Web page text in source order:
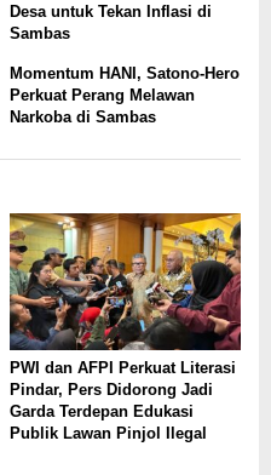
Desa untuk Tekan Inflasi di
Sambas
Momentum HANI, Satono-Hero
Perkuat Perang Melawan
Narkoba di Sambas
PWI dan AFPI Perkuat Literasi
Pindar, Pers Didorong Jadi
Garda Terdepan Edukasi
Publik Lawan Pinjol Ilegal